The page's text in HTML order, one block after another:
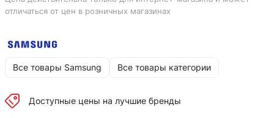
отличаться от цен в розничных магазинах
Все товары Samsung Все товары категории
Доступные цены на лучшие бренды